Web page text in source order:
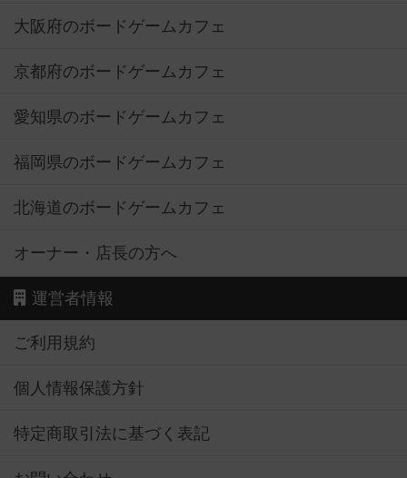
大阪府のボードゲームカフェ
京都府のボードゲームカフェ
愛知県のボードゲームカフェ
福岡県のボードゲームカフェ
北海道のボードゲームカフェ
オーナー・店長の方へ
運営者情報
ご利用規約
個人情報保護方針
特定商取引法に基づく表記